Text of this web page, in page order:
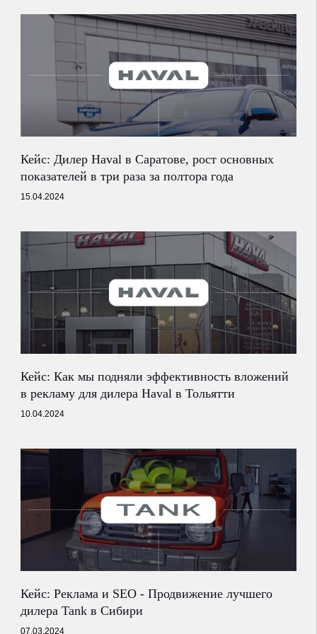
Кейс: Дилер Haval в Саратове, рост основных
показателей в три раза за полтора года
15.04.2024
Кейс: Как мы подняли эффективность вложений
в рекламу для дилера Haval в Тольятти
10.04.2024
Кейс: Реклама и SEO - Продвижение лучшего
дилера Tank в Сибири
07.03.2024